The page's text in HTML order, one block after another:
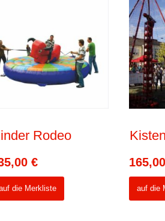
Rodeo
€
die Merkliste auf die